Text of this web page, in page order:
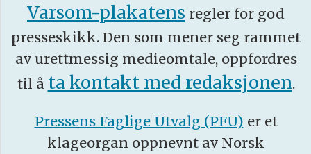
Varsom-plakatens regler for god
presseskikk. Den som mener seg rammet
av urettmessig medieomtale, oppfordres
til å ta kontakt med redaksjonen.
Pressens Faglige Utvalg (PFU) er et
klageorgan oppnevnt av Norsk